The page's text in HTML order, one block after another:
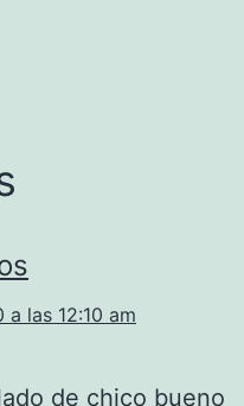
las 12:10 am
de chico bueno